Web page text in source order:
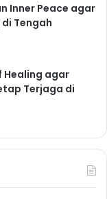
Inner Peace agar
Tengah
Healing agar
Terjaga di